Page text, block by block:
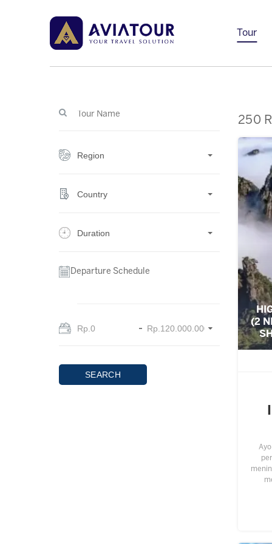
Tour
Region
Country
Duration
Departure Schedule
SEARCH
250
(2